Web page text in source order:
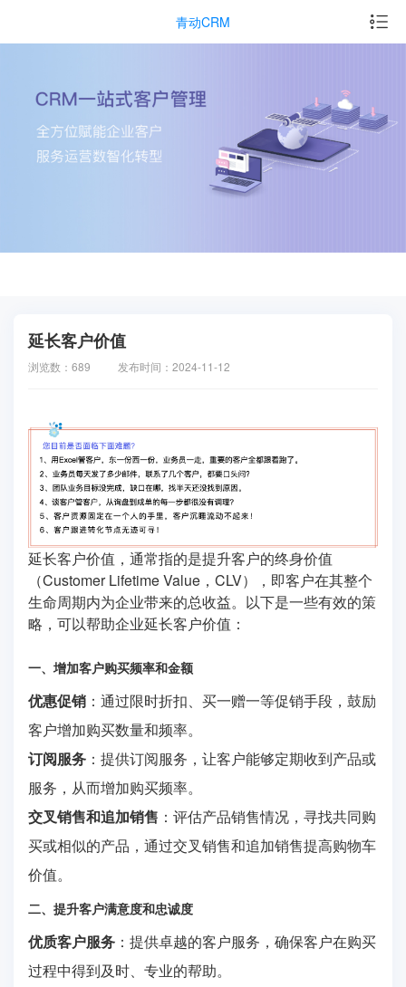
青动CRM
延长客户价值
浏览数：689 发布时间：2024-11-12
延长客户价值，通常指的是提升客户的终身价值
（Customer Lifetime Value，CLV），即客户在其整个
生命周期内为企业带来的总收益。以下是一些有效的策
略，可以帮助企业延长客户价值：
一、增加客户购买频率和金额
优惠促销 ：通过限时折扣、买一赠一等促销手段，鼓励
客户增加购买数量和频率。
订阅服务 ：提供订阅服务，让客户能够定期收到产品或
服务，从而增加购买频率。
交叉销售和追加销售 ：评估产品销售情况，寻找共同购
买或相似的产品，通过交叉销售和追加销售提高购物车
价值。
二、提升客户满意度和忠诚度
优质客户服务 ：提供卓越的客户服务，确保客户在购买
过程中得到及时、专业的帮助。